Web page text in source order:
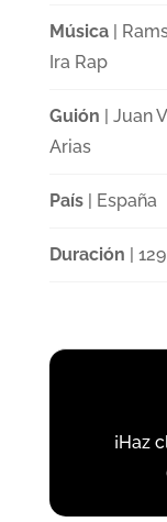
Música|
Ira Rap
Guión | Juan
Arias
País| España
Duración |
¡Haz